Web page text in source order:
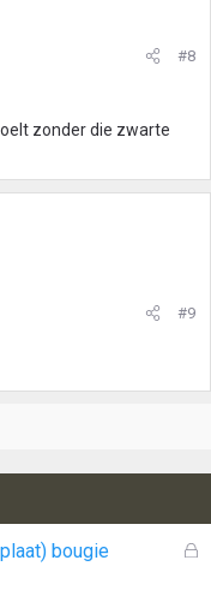
#8
zonder die zwarte
#9
G
bougie